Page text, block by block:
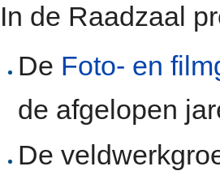
In de Raadzaal
De Foto- en
de afgelopen
De